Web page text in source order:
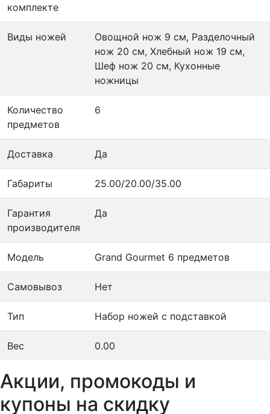
комплекте
Виды ножей
Овощной нож 9 см, Разделочный
нож 20 см, Хлебный нож 19 см,
Шеф нож 20 см, Кухонные
ножницы
Количество
предметов
6
Доставка Да
Габариты 25.00/20.00/35.00
Гарантия
производителя
Да
Модель Grand Gourmet 6 предметов
Самовывоз Нет
Тип Набор ножей с подставкой
Вес 0.00
Акции, промокоды и
купоны на скидку